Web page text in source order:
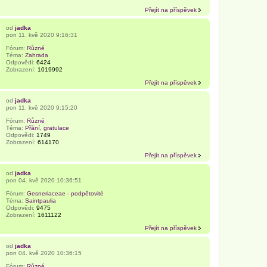
Přejít na příspěvek
odjadka
pon 11. kvě 2020 9:16:31
Fórum:Různé
Téma:Zahrada
Odpovědi:6424
Zobrazení: 1019992
Přejít na příspěvek
odjadka
pon 11. kvě 2020 9:15:20
Fórum:Různé
Téma:Přání, gratulace
Odpovědi: 1749
Zobrazení:614170
Přejít na příspěvek
odjadka
pon 04. kvě 2020 10:36:51
Fórum:Gesneriaceae - podpětovité
Téma:Saintpaulia
Odpovědi:9475
Zobrazení: 1611122
Přejít na příspěvek
odjadka
pon 04. kvě 2020 10:36:15